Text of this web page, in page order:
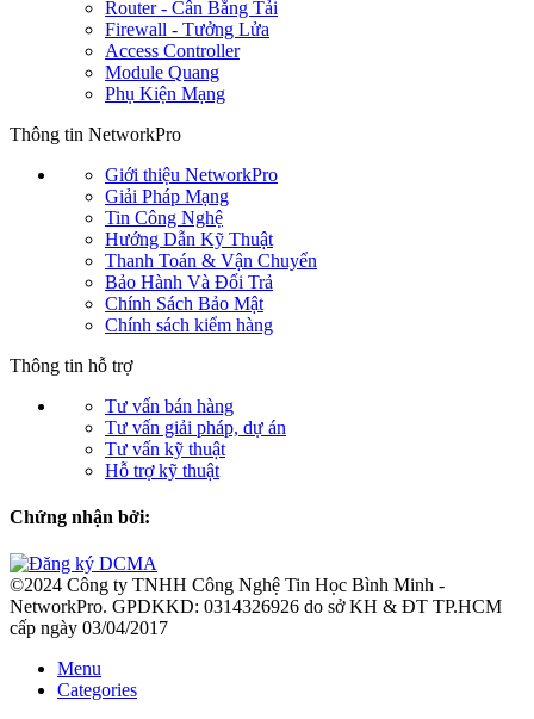
Router - Cân Bằng Tải
Firewall - Tưởng Lửa
Access Controller
Module Quang
Phụ Kiện Mạng
Thông tin NetworkPro
Giới thiệu NetworkPro
Giải Pháp Mạng
Tin Công Nghệ
Hướng Dẫn Kỹ Thuật
Thanh Toán & Vận Chuyển
Bảo Hành Và Đổi Trả
Chính Sách Bảo Mật
Chính sách kiểm hàng
Thông tin hỗ trợ
Tư vấn bán hàng
Tư vấn giải pháp, dự án
Tư vấn kỹ thuật
Hỗ trợ kỹ thuật
Chứng nhận bởi:
©2024 Công ty TNHH Công Nghệ Tin Học Bình Minh -
NetworkPro. GPDKKD: 0314326926 do sở KH & ĐT TP.HCM
cấp ngày 03/04/2017
Menu
Categories